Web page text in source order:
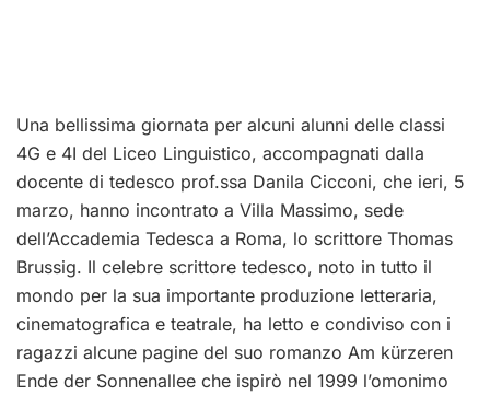
Una bellissima giornata per alcuni alunni delle classi
4G e 4I del Liceo Linguistico, accompagnati dalla
docente di tedesco prof.ssa Danila Cicconi, che ieri, 5
marzo, hanno incontrato a Villa Massimo, sede
dell’Accademia Tedesca a Roma, lo scrittore Thomas
Brussig. Il celebre scrittore tedesco, noto in tutto il
mondo per la sua importante produzione letteraria,
cinematografica e teatrale, ha letto e condiviso con i
ragazzi alcune pagine del suo romanzo Am kürzeren
Ende der Sonnenallee che ispirò nel 1999 l’omonimo